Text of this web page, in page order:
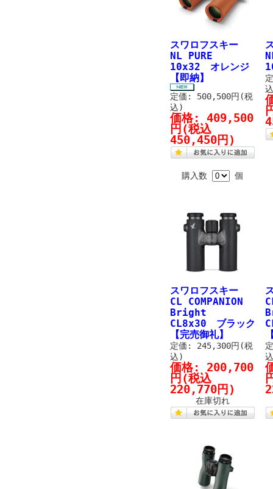
スワロフスキー
NL PURE
10x32 オレンジ
【即納】
定価: 500,500円(税
込)
価格: 409,500
円 (税込
450,450円)
購入数 個
スワロフスキー
CL COMPANION
Bright
CL8x30 ブラック
【完売御礼】
定価: 245,300円(税
込)
価格: 200,700
円 (税込
220,770円)
在庫切れ